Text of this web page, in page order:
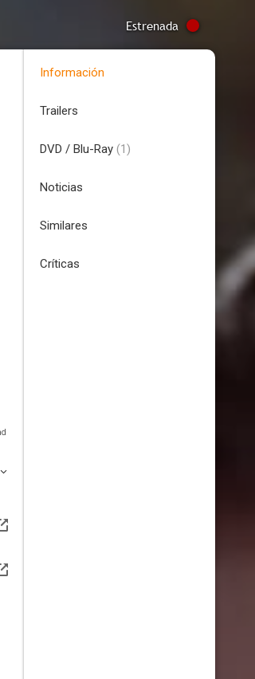
Estrenada
Información
Trailers
DVD / Blu-Ray (1)
Noticias
Similares
Críticas